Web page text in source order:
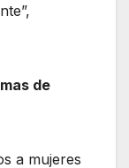
de
a mujeres